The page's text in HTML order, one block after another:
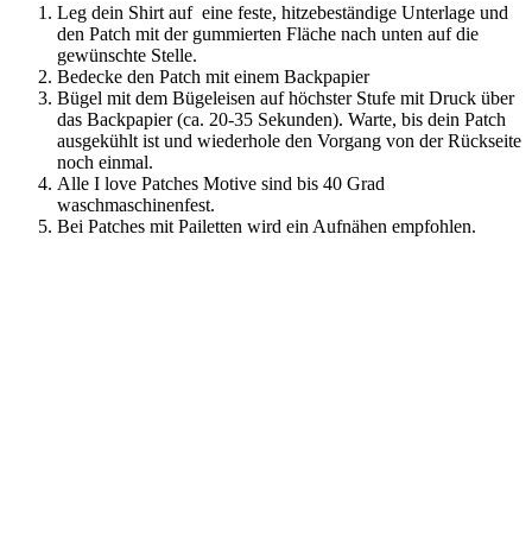
Leg dein Shirt auf eine feste, hitzebeständige Unterlage und
den Patch mit der gummierten Fläche nach unten auf die
gewünschte Stelle.
Bedecke den Patch mit einem Backpapier
Bügel mit dem Bügeleisen auf höchster Stufe mit Druck über
das Backpapier (ca. 20-35 Sekunden). Warte, bis dein Patch
ausgekühlt ist und wiederhole den Vorgang von der Rückseite
noch einmal.
Alle I love Patches Motive sind bis 40 Grad
waschmaschinenfest.
Bei Patches mit Pailetten wird ein Aufnähen empfohlen.